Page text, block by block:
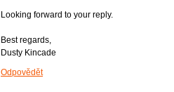
Looking forward to your reply.
Best regards,
Dusty Kincade
Odpovědět